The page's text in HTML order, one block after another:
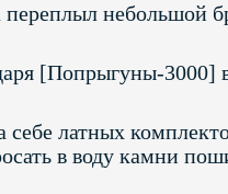
переплыл небольшой
[Попрыгуны-3000]
латных
в воду камни